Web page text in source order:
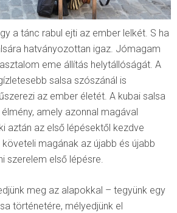
a tánc rabul ejti az ember lelkét. S ha
hatványozottan igaz. Jómagam
eme állítás helytállóságát. A
salsa szószánál is
az ember életét. A kubai salsa
amely azonnal magával
aztán az első lépésektől kezdve
magának az újabb és újabb
szerelem első lépésre.
meg az alapokkal – tegyünk egy
történetére, mélyedjünk el